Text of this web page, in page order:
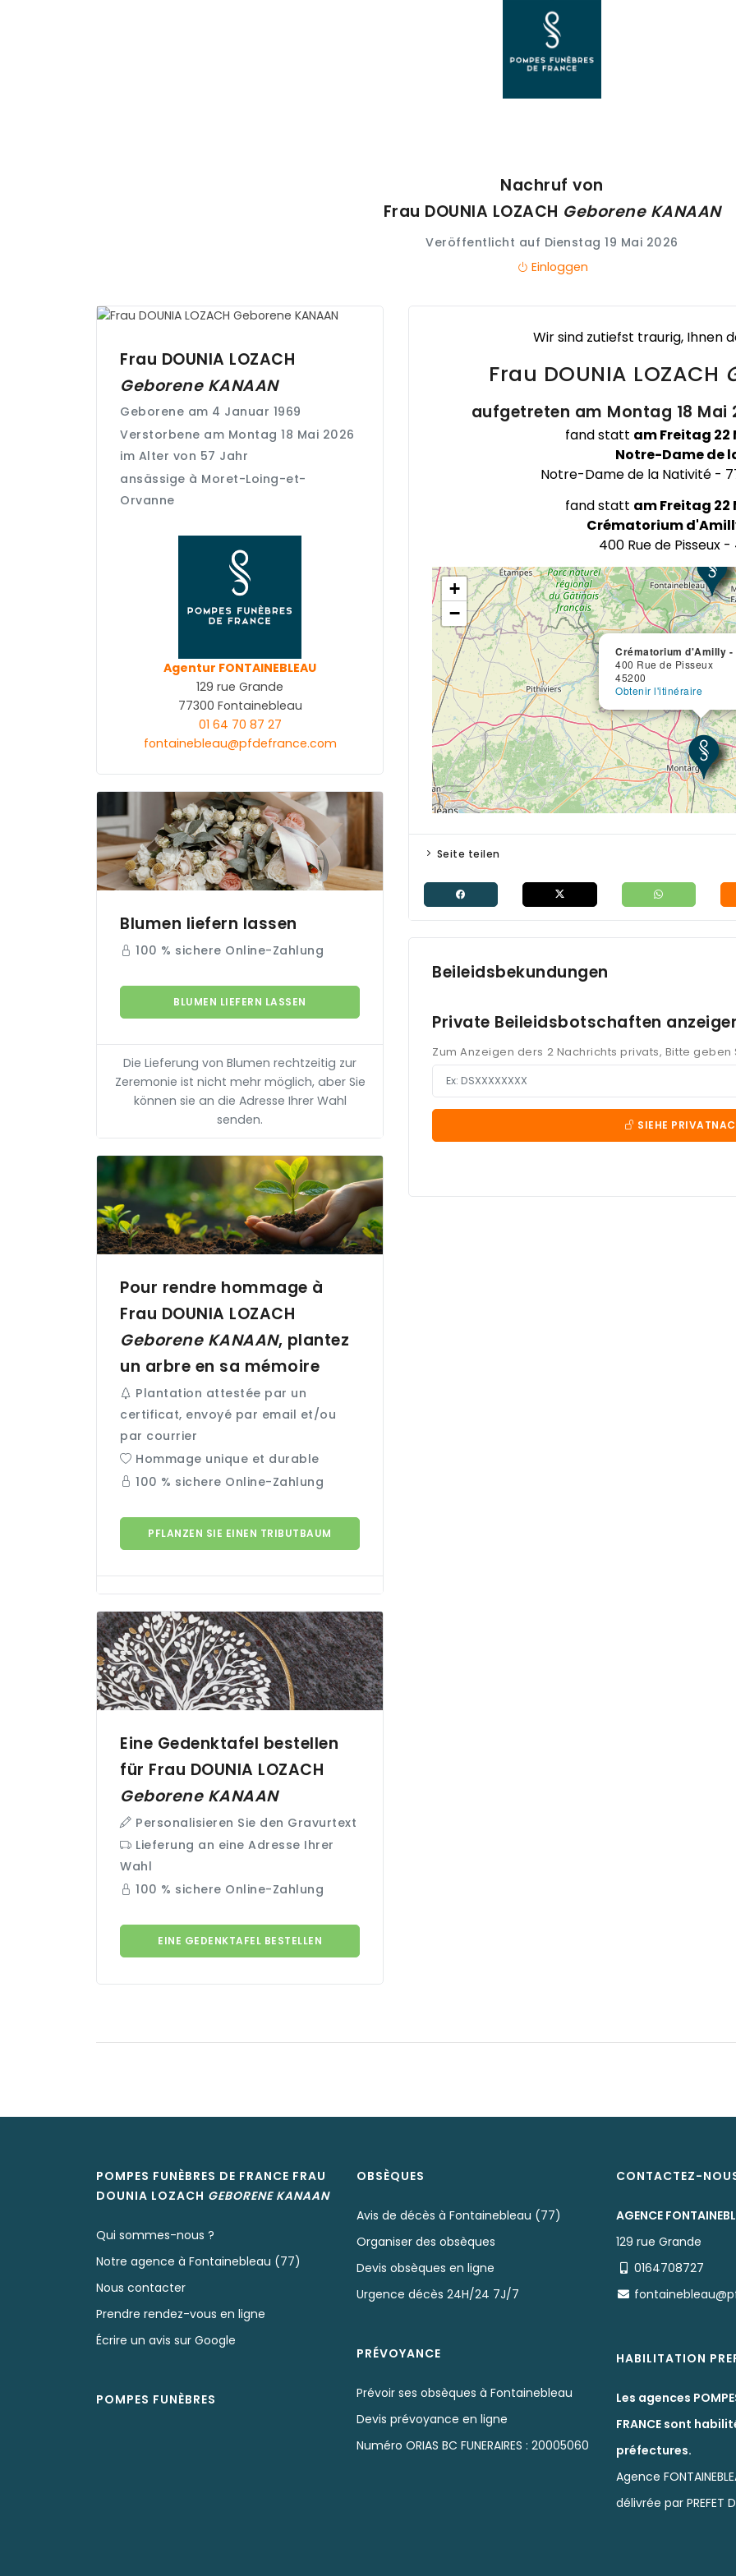
Nachruf von
Frau DOUNIA LOZACH Geborene KANAAN
Veröffentlicht auf Dienstag 19 Mai 2026
Einloggen
Frau DOUNIA LOZACH
Geborene KANAAN
Geborene am 4 Januar 1969
Verstorbene am Montag 18 Mai 2026
im Alter von 57 Jahr
ansässige à Moret-Loing-et-
Orvanne
Agentur FONTAINEBLEAU
129 rue Grande
77300 Fontainebleau
01 64 70 87 27
fontainebleau@pfdefrance.com
Blumen liefern lassen
100 % sichere Online-Zahlung
BLUMEN LIEFERN LASSEN
Die Lieferung von Blumen rechtzeitig zur
Zeremonie ist nicht mehr möglich, aber Sie
können sie an die Adresse Ihrer Wahl
senden.
Pour rendre hommage à
Frau DOUNIA LOZACH
Geborene KANAAN, plantez
un arbre en sa mémoire
Plantation attestée par un
certificat, envoyé par email et/ou
par courrier
Hommage unique et durable
100 % sichere Online-Zahlung
PFLANZEN SIE EINEN TRIBUTBAUM
Eine Gedenktafel bestellen
für Frau DOUNIA LOZACH
Geborene KANAAN
Personalisieren Sie den Gravurtext
Lieferung an eine Adresse Ihrer
Wahl
100 % sichere Online-Zahlung
EINE GEDENKTAFEL BESTELLEN
Wir sind zutiefst traurig, Ihnen
Frau DOUNIA LOZACH
aufgetreten am Montag 18 Mai
fand statt am Freitag 22
Notre-Dame de
Notre-Dame de la Nativité -
fand statt am Freitag 22
Crématorium
400 Rue de Pisseux
Notre-Dame de
Notre-Dame de la
Obtenir l'itinéraire
Crématorium d'Amilly -
400 Rue de Pisseux
45200
Obtenir l'itinéraire
+
−
Seite teilen
Beileidsbekundungen
Private Beileidsbotschaften
Zum Anzeigen ders 2 Nachrichts privats, Bitte geben
SIEHE
POMPES FUNÈBRES DE FRANCE FRAU
DOUNIA LOZACH GEBORENE KANAAN
Qui sommes-nous ?
Notre agence à Fontainebleau (77)
Nous contacter
Prendre rendez-vous en ligne
Écrire un avis sur Google
POMPES FUNÈBRES
OBSÈQUES
Avis de décès à Fontainebleau (77)
Organiser des obsèques
Devis obsèques en ligne
Urgence décès 24H/24 7J/7
PRÉVOYANCE
Prévoir ses obsèques à Fontainebleau
Devis prévoyance en ligne
Numéro ORIAS BC FUNERAIRES : 20005060
CONTACTEZ-
AGENCE
129 rue Grande
0164708727
HABILITATION
Les agences
FRANCE sont
préfectures.
Agence
délivrée par PREFET